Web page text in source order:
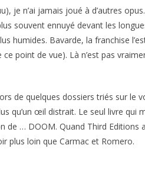
je n’ai jamais joué à d’autres
souvent ennuyé devant les
humides. Bavarde, la franchise
point de vue). Là n’est pas
de quelques dossiers triés sur le
qu’un œil distrait. Le seul livre qui
… DOOM. Quand Third Editions
plus loin que Carmac et Romero.